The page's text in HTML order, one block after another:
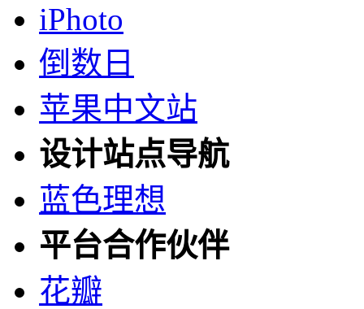
iPhoto
倒数日
苹果中文站
设计站点导航
蓝色理想
平台合作伙伴
花瓣